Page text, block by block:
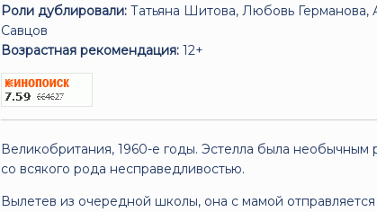
Роли дублировали: Татьяна Шитова, Любовь
Савцов
Возрастная рекомендация:12+
Великобритания, 1960-е годы. Эстелла была
со всякого рода несправедливостью.
Вылетев из очередной школы, она с мамой